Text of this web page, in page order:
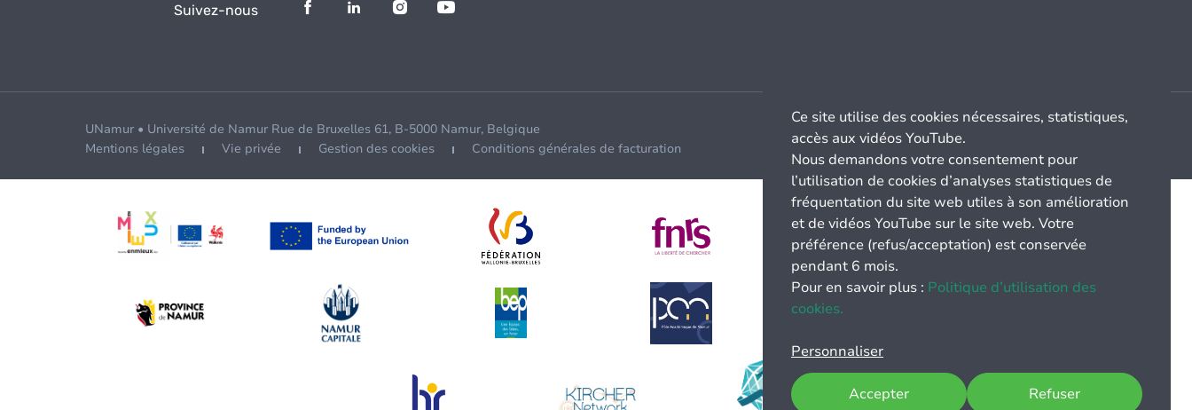
Suivez-nous
UNamur • Université de Namur Rue de Bruxelles 61, B-5000 Namur, Belgique
Mentions légales
Vie privée Gestion des cookies Conditions générales de facturation
Ce site utilise des cookies nécessaires, statistiques,
accès aux vidéos YouTube.
Nous demandons votre consentement pour
l’utilisation de cookies d’analyses statistiques de
fréquentation du site web utiles à son amélioration
et de vidéos YouTube sur le site web. Votre
préférence (refus/acceptation) est conservée
pendant 6 mois.
Pour en savoir plus : Politique d’utilisation des
cookies.
Personnaliser
Refuser
Accepter